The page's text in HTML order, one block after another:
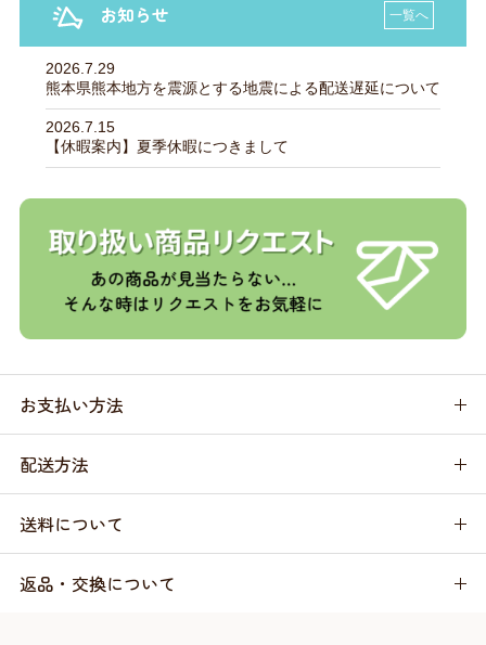
お知らせ 一覧へ
2026.7.29
熊本県熊本地方を震源とする地震による配送遅延について
2026.7.15
【休暇案内】夏季休暇につきまして
お支払い方法
配送方法
送料について
返品・交換について